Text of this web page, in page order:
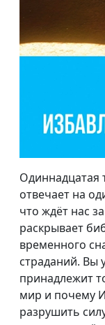
Одиннадцатая
отвечает на
что ждёт нас
раскрывает
временного
страданий. Вы
принадлежит
мир и почему
разрушить